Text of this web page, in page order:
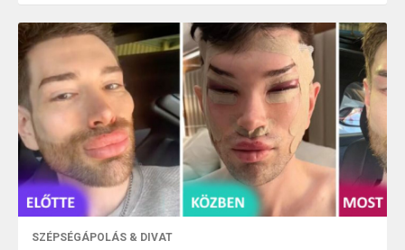
SZÉPSÉGÁPOLÁS & DIVAT